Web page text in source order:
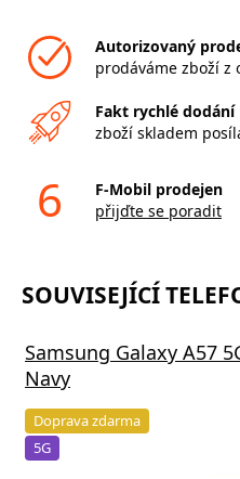
Autorizovaný
prodáváme zboží z
Fakt rychlé dodání
zboží skladem
6
F-Mobil prodejen
přijďte se poradit
SOUVISEJÍCÍ
Samsung Galaxy A57
Navy
Doprava zdarma
5G